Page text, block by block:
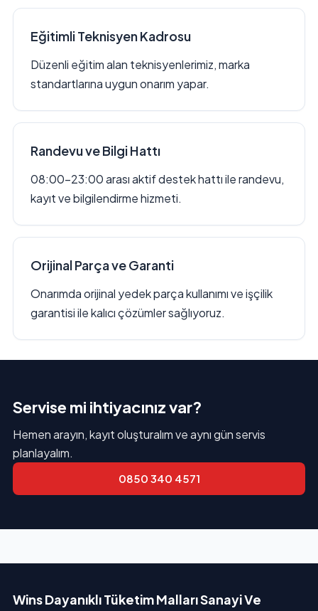
Eğitimli Teknisyen Kadrosu
Düzenli eğitim alan teknisyenlerimiz, marka
standartlarına uygun onarım yapar.
Randevu ve Bilgi Hattı
08:00–23:00 arası aktif destek hattı ile randevu,
kayıt ve bilgilendirme hizmeti.
Orijinal Parça ve Garanti
Onarımda orijinal yedek parça kullanımı ve işçilik
garantisi ile kalıcı çözümler sağlıyoruz.
Servise mi ihtiyacınız var?
Hemen arayın, kayıt oluşturalım ve aynı gün servis
planlayalım.
0850 340 4571
Wins Dayanıklı Tüketim Malları Sanayi Ve